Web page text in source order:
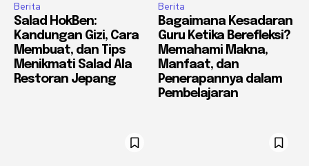
Berita
Salad HokBen:
Kandungan Gizi, Cara
Membuat, dan Tips
Menikmati Salad Ala
Restoran Jepang
Berita
Bagaimana Kesadaran
Guru Ketika Berefleksi?
Memahami Makna,
Manfaat, dan
Penerapannya dalam
Pembelajaran